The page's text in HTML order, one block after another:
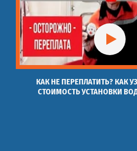
КАК НЕ ПЕРЕПЛАТИТЬ? КАК
СТОИМОСТЬ УСТАНОВКИ